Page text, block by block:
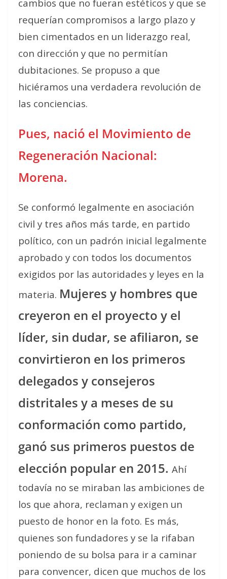
cambios que no fueran estéticos y que se
requerían compromisos a largo plazo y
bien cimentados en un liderazgo real,
con dirección y que no permitían
dubitaciones. Se propuso a que
hiciéramos una verdadera revolución de
las conciencias.
Pues, nació el Movimiento de
Regeneración Nacional:
Morena.
Se conformó legalmente en asociación
civil y tres años más tarde, en partido
político, con un padrón inicial legalmente
aprobado y con todos los documentos
exigidos por las autoridades y leyes en la
materia. Mujeres y hombres que
creyeron en el proyecto y el
líder, sin dudar, se afiliaron, se
convirtieron en los primeros
delegados y consejeros
distritales y a meses de su
conformación como partido,
ganó sus primeros puestos de
elección popular en 2015. Ahí
todavía no se miraban las ambiciones de
los que ahora, reclaman y exigen un
puesto de honor en la foto. Es más,
quienes son fundadores y se la rifaban
poniendo de su bolsa para ir a caminar
para convencer, dicen que muchos de los